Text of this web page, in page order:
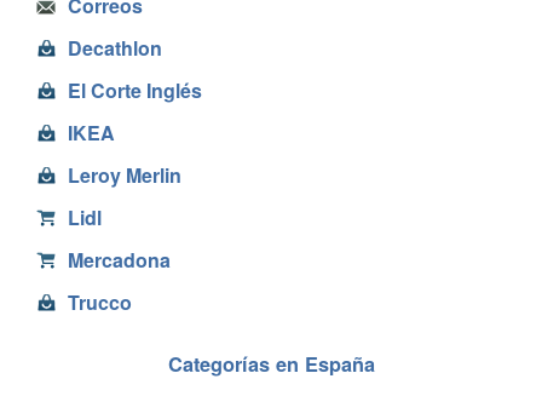
Decathlon
El Corte Inglés
IKEA
Leroy Merlin
Lidl
Mercadona
Trucco
Categorías en España